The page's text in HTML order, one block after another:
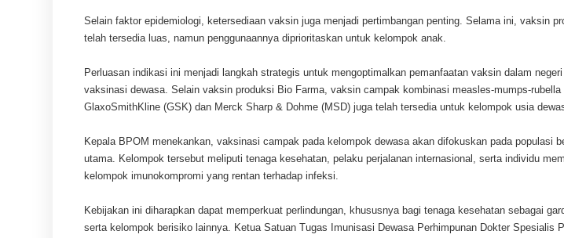
Selain faktor epidemiologi, ketersediaan vaksin juga menjadi pertimbangan penting. Selama ini, vaksin
telah tersedia luas, namun penggunaannya diprioritaskan untuk kelompok anak.
Perluasan indikasi ini menjadi langkah strategis untuk mengoptimalkan pemanfaatan vaksin dalam
vaksinasi dewasa. Selain vaksin produksi Bio Farma, vaksin campak kombinasi measles-mumps-
GlaxoSmithKline (GSK) dan Merck Sharp & Dohme (MSD) juga telah tersedia untuk kelompok usia
Kepala BPOM menekankan, vaksinasi campak pada kelompok dewasa akan difokuskan pada populasi
utama. Kelompok tersebut meliputi tenaga kesehatan, pelaku perjalanan internasional, serta individu
kelompok imunokompromi yang rentan terhadap infeksi.
Kebijakan ini diharapkan dapat memperkuat perlindungan, khususnya bagi tenaga kesehatan sebagai
serta kelompok berisiko lainnya. Ketua Satuan Tugas Imunisasi Dewasa Perhimpunan Dokter Spesialis